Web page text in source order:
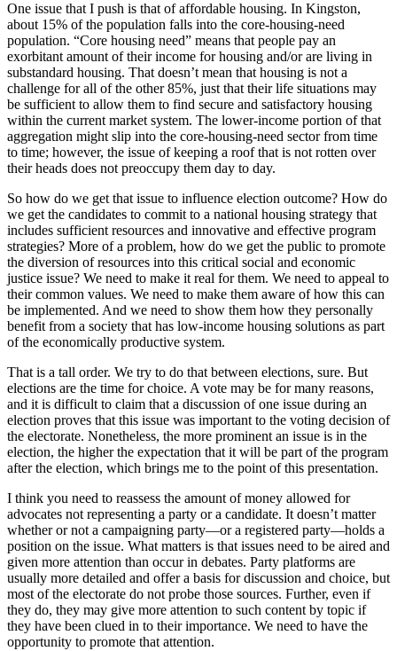
One issue that I push is that of affordable housing. In Kingston,
about 15% of the population falls into the core-housing-need
population. “Core housing need” means that people pay an
exorbitant amount of their income for housing and/or are living in
substandard housing. That doesn’t mean that housing is not a
challenge for all of the other 85%, just that their life situations may
be sufficient to allow them to find secure and satisfactory housing
within the current market system. The lower-income portion of that
aggregation might slip into the core-housing-need sector from time
to time; however, the issue of keeping a roof that is not rotten over
their heads does not preoccupy them day to day.
So how do we get that issue to influence election outcome? How do
we get the candidates to commit to a national housing strategy that
includes sufficient resources and innovative and effective program
strategies? More of a problem, how do we get the public to promote
the diversion of resources into this critical social and economic
justice issue? We need to make it real for them. We need to appeal to
their common values. We need to make them aware of how this can
be implemented. And we need to show them how they personally
benefit from a society that has low-income housing solutions as part
of the economically productive system.
That is a tall order. We try to do that between elections, sure. But
elections are the time for choice. A vote may be for many reasons,
and it is difficult to claim that a discussion of one issue during an
election proves that this issue was important to the voting decision of
the electorate. Nonetheless, the more prominent an issue is in the
election, the higher the expectation that it will be part of the program
after the election, which brings me to the point of this presentation.
I think you need to reassess the amount of money allowed for
advocates not representing a party or a candidate. It doesn’t matter
whether or not a campaigning party—or a registered party—holds a
position on the issue. What matters is that issues need to be aired and
given more attention than occur in debates. Party platforms are
usually more detailed and offer a basis for discussion and choice, but
most of the electorate do not probe those sources. Further, even if
they do, they may give more attention to such content by topic if
they have been clued in to their importance. We need to have the
opportunity to promote that attention.